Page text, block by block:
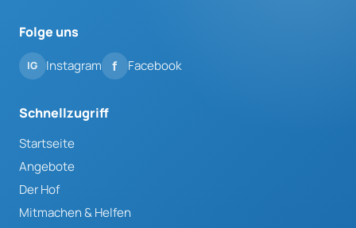
Folge uns
Instagram Facebook
Schnellzugriff
Startseite
Angebote
Der Hof
Mitmachen & Helfen